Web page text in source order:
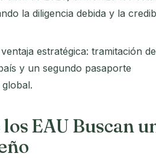
la diligencia debida y la
estratégica: tramitación
y un segundo pasaporte
EAU Buscan